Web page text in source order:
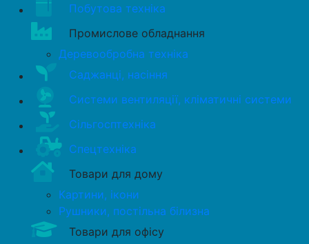
Побутова техніка
Промислове обладнання
Деревообробна техніка
Саджанці, насіння
Системи вентиляції, кліматичні системи
Сільгосптехніка
Спецтехніка
Товари для дому
Картини, ікони
Рушники, постільна білизна
Товари для офісу